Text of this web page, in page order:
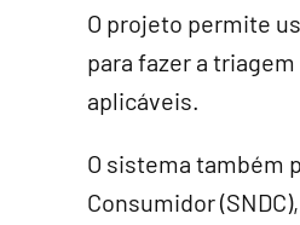
O projeto permite
para fazer a
aplicáveis.
O sistema também
Consumidor